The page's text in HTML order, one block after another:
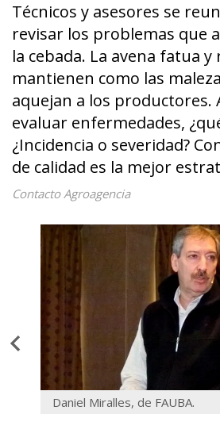
Técnicos y asesores se
revisar los problemas que
la cebada. La avena fatua y
mantienen como las
aquejan a los productores.
evaluar enfermedades,
¿Incidencia o severidad?
de calidad es la mejor
Contacto Agroagencia
Daniel Miralles, de FAUBA.